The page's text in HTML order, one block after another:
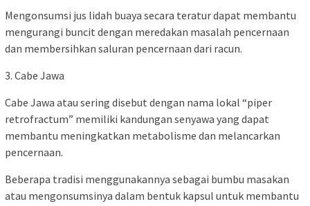
Mengonsumsi jus lidah buaya secara teratur dapat membantu
mengurangi buncit dengan meredakan masalah pencernaan
dan membersihkan saluran pencernaan dari racun.
3. Cabe Jawa
Cabe Jawa atau sering disebut dengan nama lokal “piper
retrofractum” memiliki kandungan senyawa yang dapat
membantu meningkatkan metabolisme dan melancarkan
pencernaan.
Beberapa tradisi menggunakannya sebagai bumbu masakan
atau mengonsumsinya dalam bentuk kapsul untuk membantu